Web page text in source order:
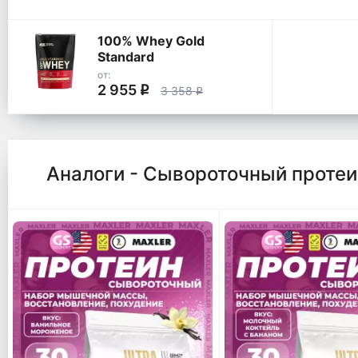
100% Whey Gold
Standard
от:
2 955 q 3 358q
Аналоги - Сывороточный